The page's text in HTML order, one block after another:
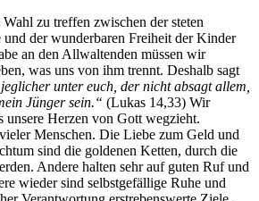
zu treffen zwischen der steten
und der wunderbaren Freiheit der Kinder
an den Allwaltenden müssen wir
was uns von ihm trennt. Deshalb sagt
jeglicher unter euch, der nicht absagt allem,
Jünger sein.“ (Lukas 14,33) Wir
unsere Herzen von Gott wegzieht.
Menschen. Die Liebe zum Geld und
sind die goldenen Ketten, durch die
Andere halten sehr auf guten Ruf und
wieder sind selbstgefällige Ruhe und